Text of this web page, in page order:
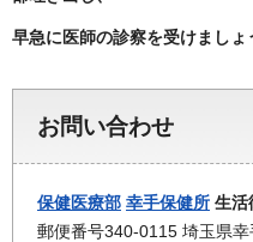
早急に医師の診察を受けましょ
お問い合わせ
保健医療部 幸手保健所 生活
郵便番号340-0115 埼玉県